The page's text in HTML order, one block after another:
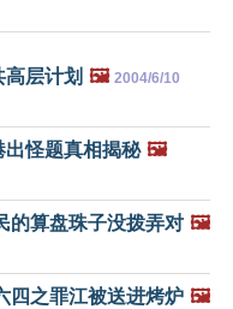
层计划 🖼️ 2004/6/10
怪题真相揭秘 🖼️
的算盘珠子没拨弄对 🖼️
四之罪江被送进烤炉 🖼️